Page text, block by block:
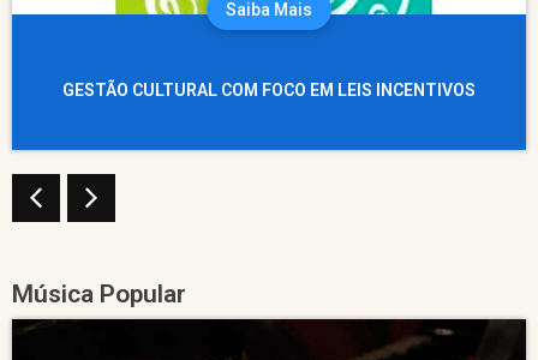
Saiba Mais
GESTÃO CULTURAL COM FOCO EM LEIS INCENTIVOS
Música Popular